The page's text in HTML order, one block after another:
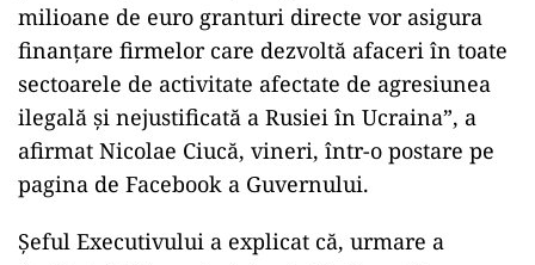
milioane de euro granturi directe vor asigura
finanţare firmelor care dezvoltă afaceri în toate
sectoarele de activitate afectate de agresiunea
ilegală şi nejustificată a Rusiei în Ucraina”, a
afirmat Nicolae Ciucă, vineri, într-o postare pe
pagina de Facebook a Guvernului.
Şeful Executivului a explicat că, urmare a